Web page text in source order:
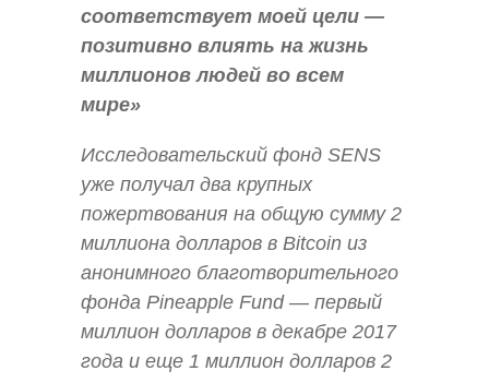
соответствует моей цели —
позитивно влиять на жизнь
миллионов людей во всем
мире»
Исследовательский фонд SENS
уже получал два крупных
пожертвования на общую сумму 2
миллиона долларов в Bitcoin из
анонимного благотворительного
фонда Pineapple Fund — первый
миллион долларов в декабре 2017
года и еще 1 миллион долларов 2